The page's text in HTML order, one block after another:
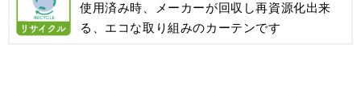
使用済み時、メーカーが回収し再資源化出来
る、エコな取り組みのカーテンです